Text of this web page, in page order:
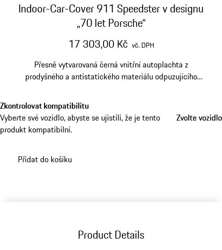
Indoor-Car-Cover 911 Speedster v designu
„70 let Porsche“
17 303,00 Kč vč. DPH
Přesně vytvarovaná černá vnitřní autoplachta z
prodyšného a antistatického materiálu odpuzujícího
Zkontrolovat kompatibilitu
Vyberte své vozidlo, abyste se ujistili, že je tento
produkt kompatibilní.
Zvolte vozidlo
Zvolte vozidlo
Přidat do košíku
Product Details